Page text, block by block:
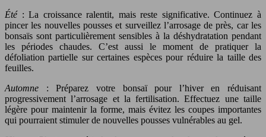
Été : La croissance ralentit, mais reste significative. Continuez à
pincer les nouvelles pousses et surveillez l’arrosage de près, car les
bonsaïs sont particulièrement sensibles à la déshydratation pendant
les périodes chaudes. C’est aussi le moment de pratiquer la
défoliation partielle sur certaines espèces pour réduire la taille des
feuilles.
Automne : Préparez votre bonsaï pour l’hiver en réduisant
progressivement l’arrosage et la fertilisation. Effectuez une taille
légère pour maintenir la forme, mais évitez les coupes importantes
qui pourraient stimuler de nouvelles pousses vulnérables au gel.